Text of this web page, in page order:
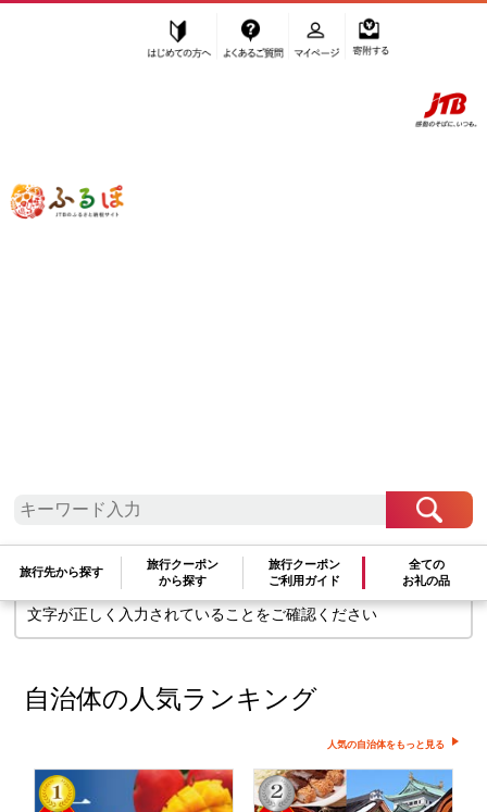
ふるぽ JTBのふるさと納税サイト
旅行先から探す
旅行クーポン
から探す
旅行クーポン
ご利用ガイド
全ての
お礼の品
「ふるさと納税」TOP
せん
検索条件を変更して再度お試しください
文字が正しく入力されていることをご確認ください
自治体の人気ランキング
人気の自治体をもっと見る